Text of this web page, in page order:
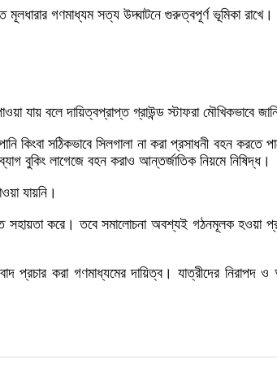
গণমাধ্যম সত্য উদ্ঘাটনে গুরুত্বপূর্ণ ভূমিকা রাখে।
যায় বলে দায়িত্বপ্রাপ্ত গ্রাউন্ড স্টাফরা মৌখিকভাবে
কিংবা সঠিকভাবে সিলগালা না করা প্রসাধনী বহন
বুকিং লাগেজে বহন করাও আন্তর্জাতিক নিয়মে নিষিদ্ধ।
যায়নি।
সহায়তা করে। তবে সমালোচনা অবশ্যই গঠনমূলক হওয়া
প্রচার করা গণমাধ্যমের দায়িত্ব। যাত্রীদের নিরাপদ